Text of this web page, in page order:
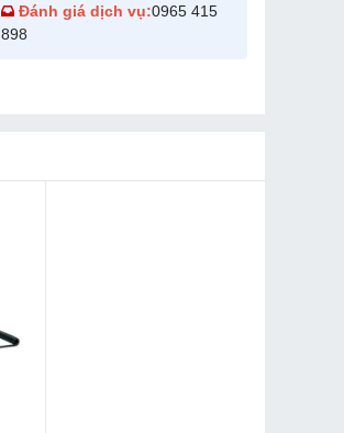
Đánh giá dịch vụ:0965 415
898